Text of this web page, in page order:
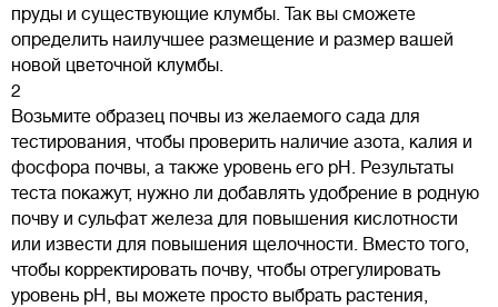
пруды и существующие клумбы. Так вы сможете
определить наилучшее размещение и размер вашей
новой цветочной клумбы.
2
Возьмите образец почвы из желаемого сада для
тестирования, чтобы проверить наличие азота, калия и
фосфора почвы, а также уровень его рН. Результаты
теста покажут, нужно ли добавлять удобрение в родную
почву и сульфат железа для повышения кислотности
или извести для повышения щелочности. Вместо того,
чтобы корректировать почву, чтобы отрегулировать
уровень pH, вы можете просто выбрать растения,